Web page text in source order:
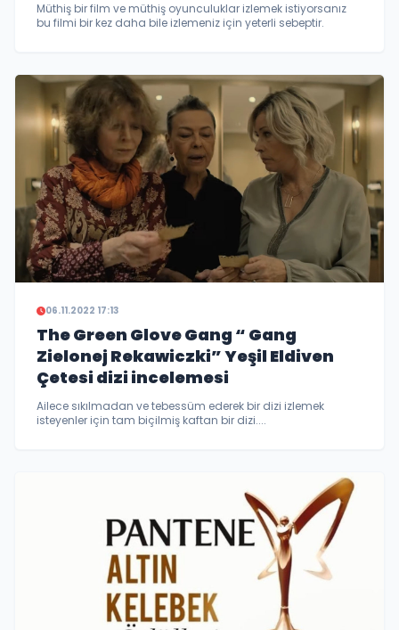
Müthiş bir film ve müthiş oyunculuklar izlemek istiyorsanız
bu filmi bir kez daha bile izlemeniz için yeterli sebeptir.
06.11.2022 17:13
The Green Glove Gang “ Gang
Zielonej Rekawiczki” Yeşil Eldiven
Çetesi dizi incelemesi
Ailece sıkılmadan ve tebessüm ederek bir dizi izlemek
isteyenler için tam biçilmiş kaftan bir dizi....